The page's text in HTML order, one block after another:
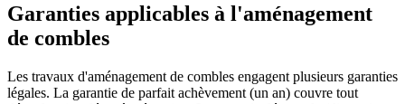
Garanties applicables à l'aménagement
de combles
Les travaux d'aménagement de combles engagent plusieurs garanties
légales. La garantie de parfait achèvement (un an) couvre tout